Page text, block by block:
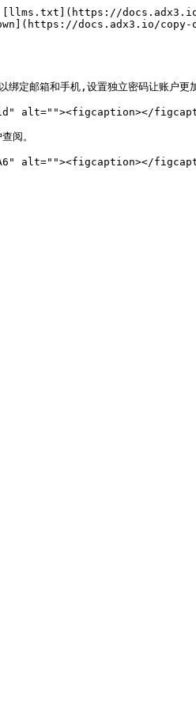
[llms.txt](https://
docs.adx3.io/copy-
定邮箱和手机,设置独立密码让账户更加
alt=""><figcaption></
阅。